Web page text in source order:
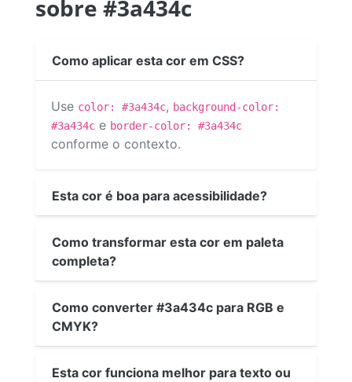
sobre #3a434c
Como aplicar esta cor em CSS?
Use color: #3a434c, background-color:
#3a434c e border-color: #3a434c
conforme o contexto.
Esta cor é boa para acessibilidade?
Como transformar esta cor em paleta
completa?
Como converter #3a434c para RGB e
CMYK?
Esta cor funciona melhor para texto ou